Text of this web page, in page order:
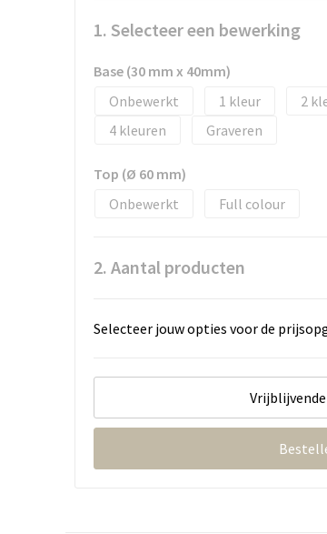
1. Selecteer een bewerking
Base (30 mm x 40mm)
Onbewerkt
1 2
4
Graveren
Top (Ø 60 mm)
Onbewerkt
Full colour
2. Aantal producten
Selecteer jouw opties voor de